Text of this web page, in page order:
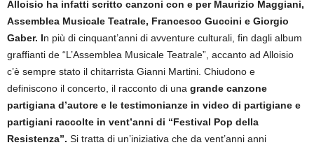
Alloisio ha infatti scritto canzoni con e per Maurizio Maggiani,
Assemblea Musicale Teatrale, Francesco Guccini e Giorgio
Gaber. In più di cinquant’anni di avventure culturali, fin dagli album
graffianti de “L’Assemblea Musicale Teatrale”, accanto ad Alloisio
c’è sempre stato il chitarrista Gianni Martini. Chiudono e
definiscono il concerto, il racconto di una grande canzone
partigiana d’autore e le testimonianze in video di partigiane e
partigiani raccolte in vent’anni di “Festival Pop della
Resistenza”. Si tratta di un’iniziativa che da vent’anni anni